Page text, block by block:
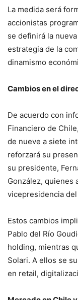
La medida será
accionistas
se definirá la
estrategia de la
dinamismo
Cambios en el
De acuerdo con
Financiero de
de nueve a siete
reforzará su
su presidente,
González, quienes
vicepresidencia
Estos cambios
Pablo del Río
holding, mientras
Solari. A ellos se
en retail,